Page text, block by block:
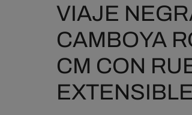
VIAJE
CAMBOYA
CM CON